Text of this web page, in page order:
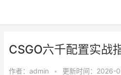
CSGO六千配置实战
作者： admin • 更新时间：2026-